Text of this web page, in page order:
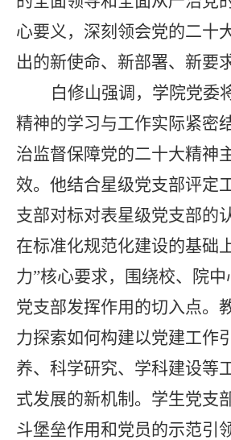
心要义，深刻领会党的二十
出的新使命、新部署、新要求
白修山强调，学院党委
精神的学习与工作实际紧密
治监督保障党的二十大精神
效。他结合星级党支部评定
支部对标对表星级党支部的
在标准化规范化建设的基础
力”核心要求，围绕校、院
党支部发挥作用的切入点。
力探索如何构建以党建工作
养、科学研究、学科建设等
式发展的新机制。学生党支
斗堡垒作用和党员的示范引